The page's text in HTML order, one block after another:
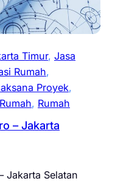
Timur, Jasa
Rumah
Proyek
, Rumah
– Jakarta
Jakarta Selatan